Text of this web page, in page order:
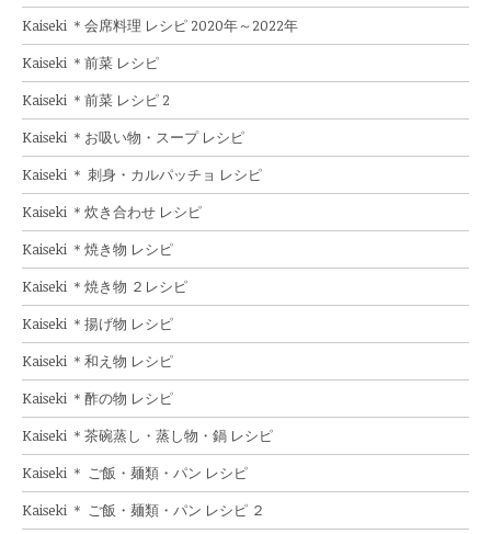
Kaiseki ＊会席料理 レシピ 2020年～2022年
Kaiseki ＊前菜 レシピ
Kaiseki ＊前菜 レシピ 2
Kaiseki ＊お吸い物・スープ レシピ
Kaiseki ＊ 刺身・カルパッチョ レシピ
Kaiseki ＊炊き合わせ レシピ
Kaiseki ＊焼き物 レシピ
Kaiseki ＊焼き物 ２レシピ
Kaiseki ＊揚げ物 レシピ
Kaiseki ＊和え物 レシピ
Kaiseki ＊酢の物 レシピ
Kaiseki ＊茶碗蒸し・蒸し物・鍋 レシピ
Kaiseki ＊ ご飯・麺類・パン レシピ
Kaiseki ＊ ご飯・麺類・パン レシピ ２